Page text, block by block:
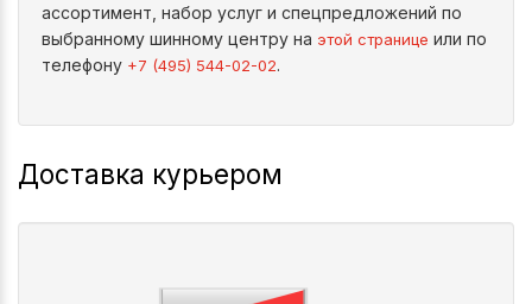
ассортимент, набор услуг и спецпредложений по
выбранному шинному центру на этой странице или по
телефону +7 (495) 544-02-02.
Доставка курьером